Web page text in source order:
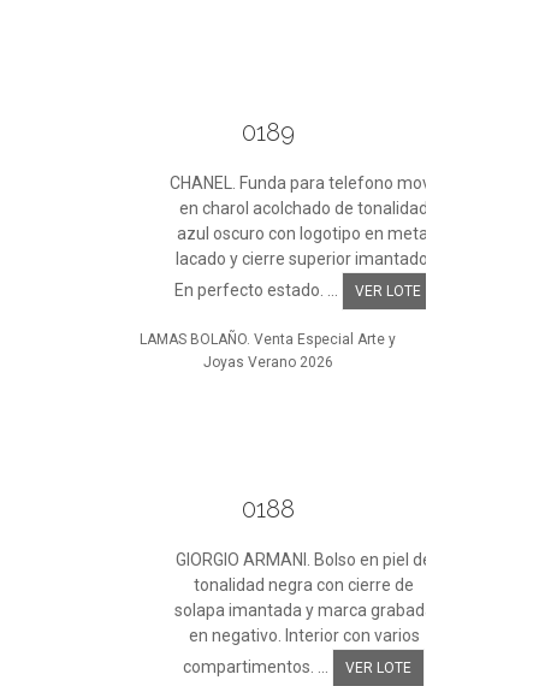
0189
CHANEL. Funda para telefono movil
en charol acolchado de tonalidad
azul oscuro con logotipo en metal
lacado y cierre superior imantado.
En perfecto estado. ...
VER LOTE
LAMAS BOLAÑO. Venta Especial Arte y
Joyas Verano 2026
0188
GIORGIO ARMANI. Bolso en piel de
tonalidad negra con cierre de
solapa imantada y marca grabada
en negativo. Interior con varios
compartimentos. ...
VER LOTE